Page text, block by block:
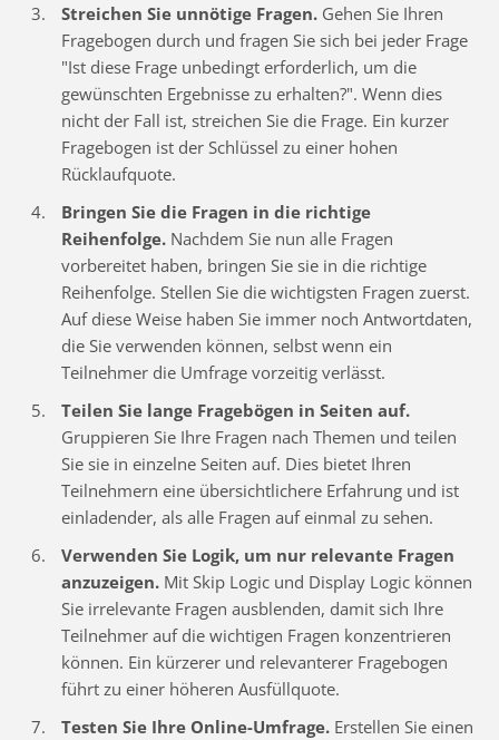
Streichen Sie unnötige Fragen. Gehen Sie Ihren
Fragebogen durch und fragen Sie sich bei jeder Frage
"Ist diese Frage unbedingt erforderlich, um die
gewünschten Ergebnisse zu erhalten?". Wenn dies
nicht der Fall ist, streichen Sie die Frage. Ein kurzer
Fragebogen ist der Schlüssel zu einer hohen
Rücklaufquote.
Bringen Sie die Fragen in die richtige
Reihenfolge. Nachdem Sie nun alle Fragen
vorbereitet haben, bringen Sie sie in die richtige
Reihenfolge. Stellen Sie die wichtigsten Fragen zuerst.
Auf diese Weise haben Sie immer noch Antwortdaten,
die Sie verwenden können, selbst wenn ein
Teilnehmer die Umfrage vorzeitig verlässt.
Teilen Sie lange Fragebögen in Seiten auf.
Gruppieren Sie Ihre Fragen nach Themen und teilen
Sie sie in einzelne Seiten auf. Dies bietet Ihren
Teilnehmern eine übersichtlichere Erfahrung und ist
einladender, als alle Fragen auf einmal zu sehen.
Verwenden Sie Logik, um nur relevante Fragen
anzuzeigen. Mit Skip Logic und Display Logic können
Sie irrelevante Fragen ausblenden, damit sich Ihre
Teilnehmer auf die wichtigen Fragen konzentrieren
können. Ein kürzerer und relevanterer Fragebogen
führt zu einer höheren Ausfüllquote.
Testen Sie Ihre Online-Umfrage. Erstellen Sie einen